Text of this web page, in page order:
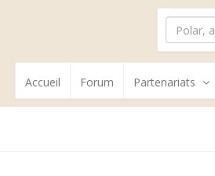
Accueil Forum Partenariats